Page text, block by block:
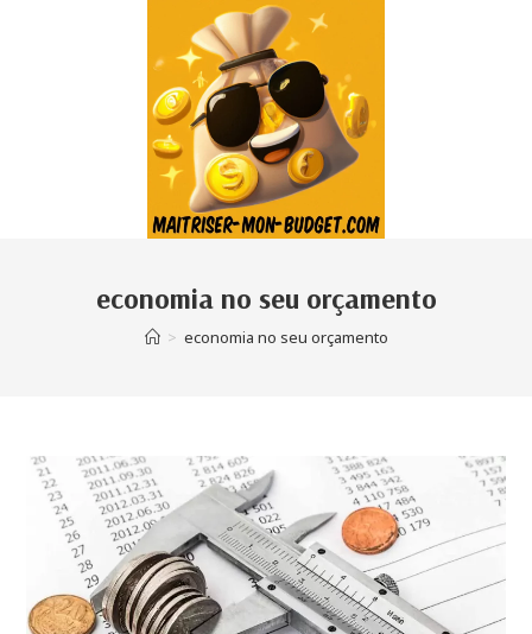
economia no seu orçamento
> economia no seu orçamento